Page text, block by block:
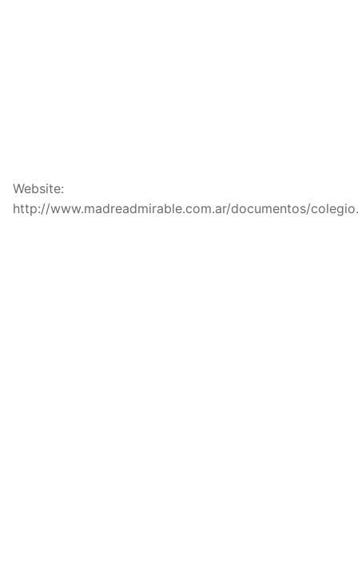
Website:
http://www.madreadmirable.com.ar/documentos/